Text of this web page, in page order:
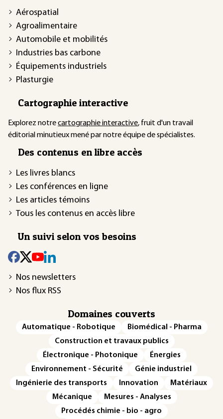
Aérospatial
Agroalimentaire
Automobile et mobilités
Industries bas carbone
Équipements industriels
Plasturgie
Cartographie interactive
Explorez notrecartographie interactive, fruit d'un travail
éditorial minutieux mené par notre équipe de spécialistes.
Des contenus en libre accès
Les livres blancs
Les conférences en ligne
Les articles témoins
Tous les contenus en accès libre
Un suivi selon vos besoins
Nos newsletters
Nos flux RSS
Domaines couverts
Automatique - Robotique
Biomédical - Pharma
Construction et travaux publics
Électronique - Photonique
Énergies
Environnement - Sécurité
Génie industriel
Ingénierie des transports
Innovation
Matériaux
Mécanique
Mesures - Analyses
Procédés chimie - bio - agro